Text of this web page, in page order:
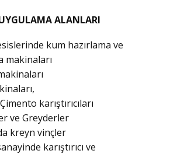
ALANLARI
kum hazırlama ve
makinaları
karıştırıcıları
ve Greyderler
kreyn vinçler
karıştırıcı ve